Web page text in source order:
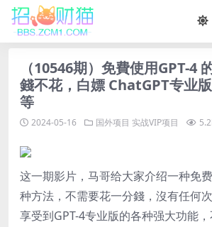
（10546期）免費使用GPT-4
錢不花，白嫖 ChatGPT专业
等
2024-05-16 国外项目 实战VIP项目
这一期影片，马哥给大家介绍一种免
种方法，不需要花一分錢，沒有任何
享受到GPT-4专业版的各种强大功能